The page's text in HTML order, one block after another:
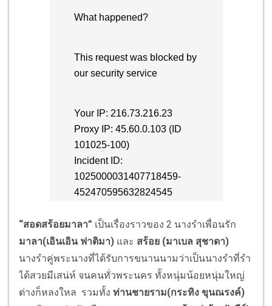
“สอดสร้อยมาลา” เป็นเรื่องราวของ 2 นางรำเพื่อนรัก
มาลา(เอินเอิน ฟาติมา) และ สร้อย (มาเบล สุชาดา)
นางรำคู่พระนางที่ได้รับการขนานนามว่าเป็นนางรำที่รำ
ได้สวยมีเสน่ห์ จนคนทั่วพระนคร ทั้งหนุ่มน้อยหนุ่มใหญ่
ต่างก็หลงใหล รวมทั้ง ท่านชายราม(กระทิง ขุนณรงค์)